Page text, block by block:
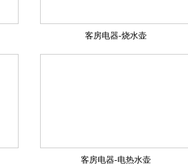
客房电器-烧水壶
客房电器-电热水壶